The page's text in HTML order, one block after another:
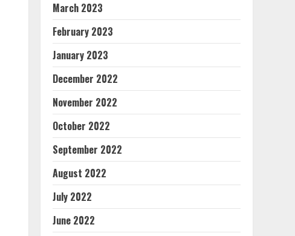
March 2023
February 2023
January 2023
December 2022
November 2022
October 2022
September 2022
August 2022
July 2022
June 2022